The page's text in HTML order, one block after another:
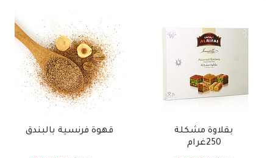
قهوة فرنسية بالبندق
بقلاوة مشكلة
250غرام